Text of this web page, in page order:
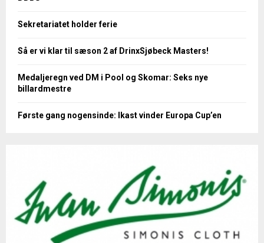
Sekretariatet holder ferie
Så er vi klar til sæson 2 af DrinxSjøbeck Masters!
Medaljeregn ved DM i Pool og Skomar: Seks nye
billardmestre
Første gang nogensinde: Ikast vinder Europa Cup’en